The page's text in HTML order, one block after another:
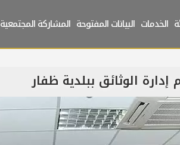
الخدمات البيانات المفتوحة المشاركة المجتمعية
الوثائق ببلدية ظفار